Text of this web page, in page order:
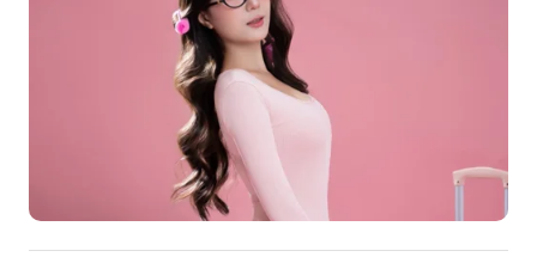
trình, sự kiện liên quan đến truyền thông và thương